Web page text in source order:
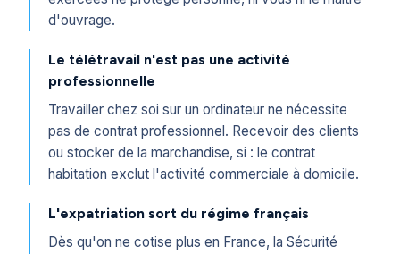
d'ouvrage.
Le télétravail n'est pas une activité
professionnelle
Travailler chez soi sur un ordinateur ne nécessite
pas de contrat professionnel. Recevoir des clients
ou stocker de la marchandise, si : le contrat
habitation exclut l'activité commerciale à domicile.
L'expatriation sort du régime français
Dès qu'on ne cotise plus en France, la Sécurité